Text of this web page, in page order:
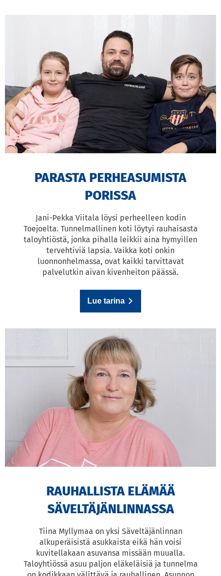
PARASTA PERHEASUMISTA
PORISSA
Jani-Pekka Viitala löysi perheelleen kodin
Toejoelta. Tunnelmallinen koti löytyi rauhaisasta
taloyhtiöstä, jonka pihalla leikkii aina hymyillen
tervehtiviä lapsia. Vaikka koti onkin
luonnonhelmassa, ovat kaikki tarvittavat
palvelutkin aivan kivenheiton päässä.
Lue tarina
RAUHALLISTA ELÄMÄÄ
SÄVELTÄJÄNLINNASSA
Tiina Myllymaa on yksi Säveltäjänlinnan
alkuperäisistä asukkaista eikä hän voisi
kuvitellakaan asuvansa missään muualla.
Taloyhtiössä asuu paljon eläkeläisiä ja tunnelma